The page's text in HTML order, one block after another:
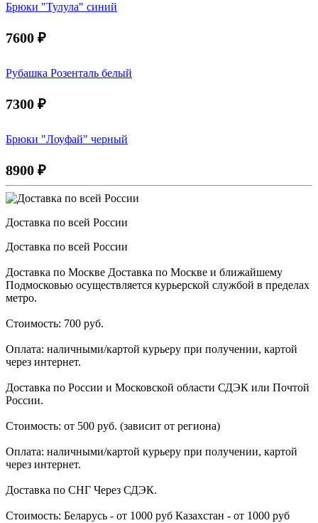
Брюки "Тулула" синий
7600 ₽
Рубашка Розенталь белый
7300 ₽
Брюки "Лоуфай" черный
8900 ₽
Доставка по всей России
Доставка по всей России
Доставка по Москве Доставка по Москве и ближайшему
Подмосковью осуществляется курьерской службой в пределах
метро.
Стоимость: 700 руб.
Оплата: наличными/картой курьеру при получении, картой
через интернет.
Доставка по России и Московской области СДЭК или Почтой
России.
Стоимость: от 500 руб. (зависит от региона)
Оплата: наличными/картой курьеру при получении, картой
через интернет.
Доставка по СНГ Через СДЭК.
Стоимость: Беларусь - от 1000 руб Казахстан - от 1000 руб